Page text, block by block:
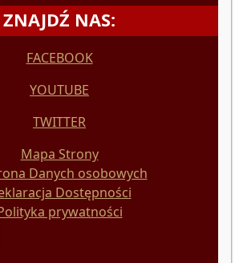
ZNAJDŹ NAS:
FACEBOOK
YOUTUBE
TWITTER
Mapa Strony
Danych osobowych
Dostępności
prywatności